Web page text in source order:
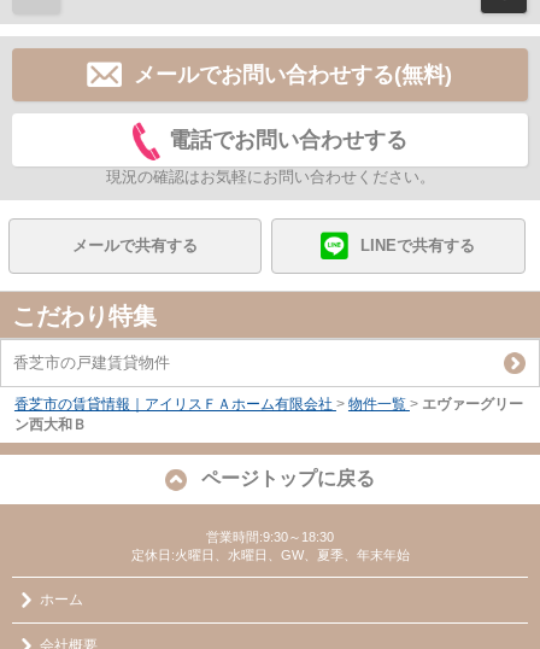
メールでお問い合わせする(無料)
電話でお問い合わせする
現況の確認はお気軽にお問い合わせください。
メールで共有する LINEで共有する
こだわり特集
香芝市の戸建賃貸物件
香芝市の賃貸情報｜アイリスＦＡホーム有限会社 > 物件一覧 > エヴァーグリー
ン西大和Ｂ
ページトップに戻る
営業時間:9:30～18:30
定休日:火曜日、水曜日、GW、夏季、年末年始
ホーム
会社概要